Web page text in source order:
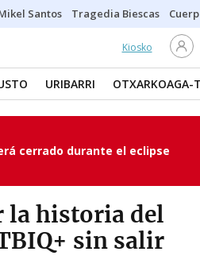
Santos Tragedia Biescas
Kiosko
URIBARRI OTXARKOAGA-
cerrado durante el eclipse
la historia del
sin salir